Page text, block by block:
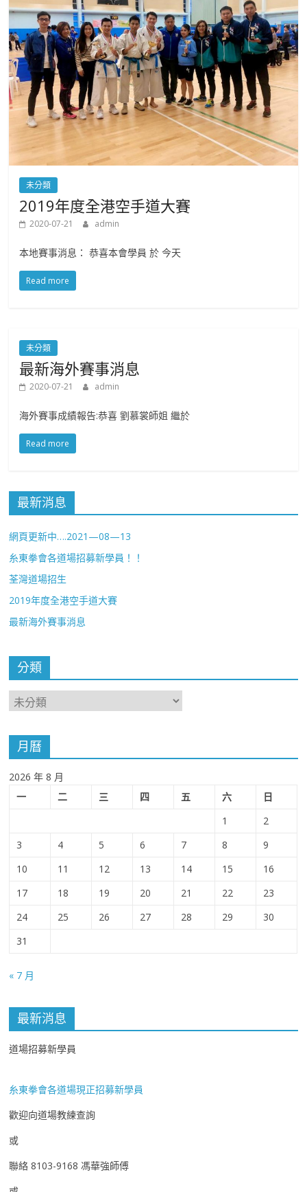
未分類
2019年度全港空手道大賽
2020-07-21 admin
本地賽事消息： 恭喜本會學員 於 今天
Read more
未分類
最新海外賽事消息
2020-07-21 admin
海外賽事成績報告:恭喜 劉慕裳師姐 繼於
Read more
最新消息
網頁更新中….2021—08—13
糸東拳會各道場招募新學員！！
荃灣道場招生
2019年度全港空手道大賽
最新海外賽事消息
分類
分
類
月曆
2026 年 8 月
一
二 三 四 五 六
日
1
2
3
4 5 6 7 8
9
10
11 12 13 14 15
16
17
18 19 20 21 22
23
24
25 26 27 28 29
30
31
« 7 月
最新消息
道場招募新學員
糸東拳會各道場現正招募新學員
歡迎向道場教練查詢
或
聯絡 8103-9168 馮華強師傅